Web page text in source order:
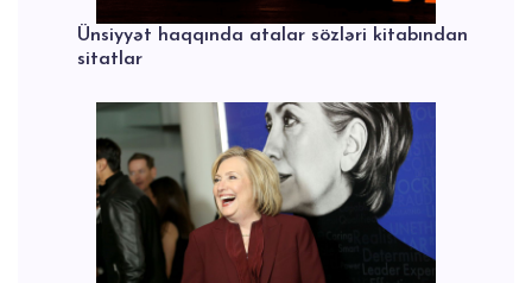
Ünsiyyət haqqında atalar sözləri kitabından
sitatlar